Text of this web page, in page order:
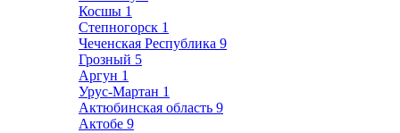
Косшы 1
Степногорск 1
Чеченская Республика 9
Грозный 5
Аргун 1
Урус-Мартан 1
Актюбинская область 9
Актобе 9